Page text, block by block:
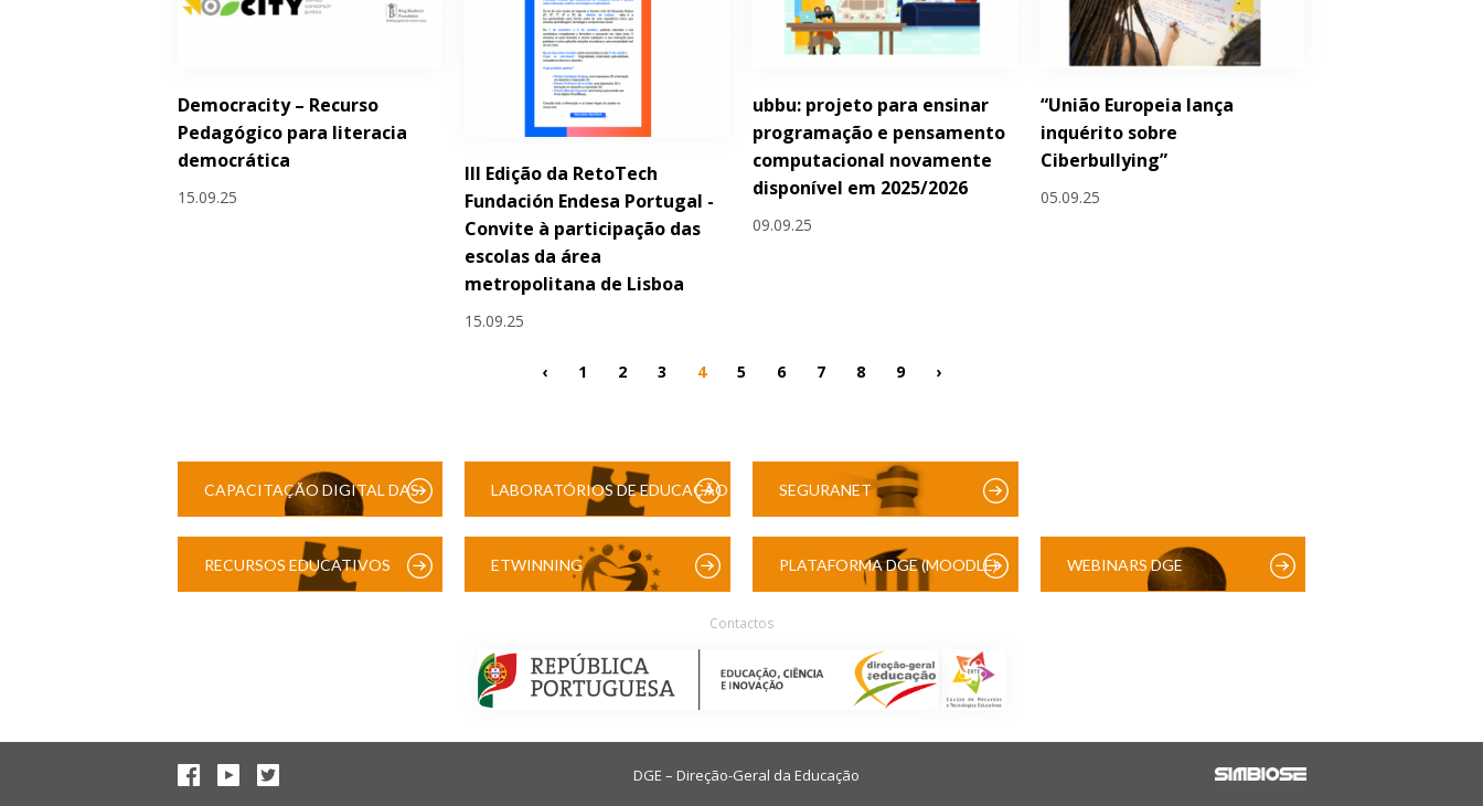
Democracity – Recurso
Pedagógico para literacia
democrática
15.09.25
III Edição da RetoTech
Fundación Endesa Portugal -
Convite à participação das
escolas da área
metropolitana de Lisboa
15.09.25
ubbu: projeto para ensinar
programação e pensamento
computacional novamente
disponível em 2025/2026
09.09.25
“União Europeia lança
inquérito sobre
Ciberbullying”
05.09.25
‹ 1 2 3 4 5 6 7 8 9 ›
CAPACITAÇÃO DIGITAL DAS LABORATÓRIOS DE EDUCAÇÃO SEGURANET
RECURSOS EDUCATIVOS ETWINNING PLATAFORMA DGE (MOODLE) WEBINARS DGE
Contactos
DGE – Direção-Geral da Educação